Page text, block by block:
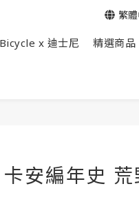
x 迪士尼 精選商品
繁
安編年史 荒